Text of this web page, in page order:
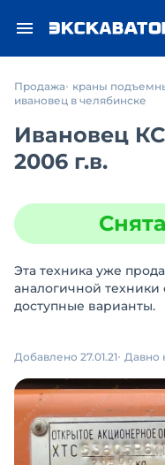
Продажа краны
ивановец в челябинске
Ивановец
2006 г.в.
Эта техника уже
аналогичной
доступные варианты.
Добавлено 27.01.21 Давно